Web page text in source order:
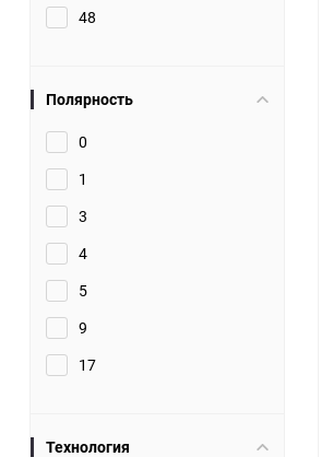
48
Полярность
0
1
3
4
5
9
17
Технология